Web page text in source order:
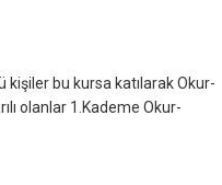
kişiler bu kursa katılarak Okur-
olanlar 1.Kademe Okur-